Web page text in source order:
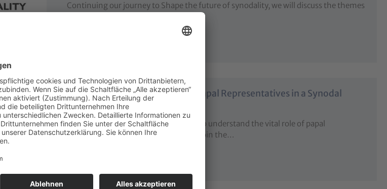
Continuing our journey to Shape the future of synodality, we will discuss the themes
Bridging Rome and the World: Papal Representatives in a Synodal
Mission
Shape the future of synodality
Want to understand the vital role of papal
representatives in a synodal Church? Join the…